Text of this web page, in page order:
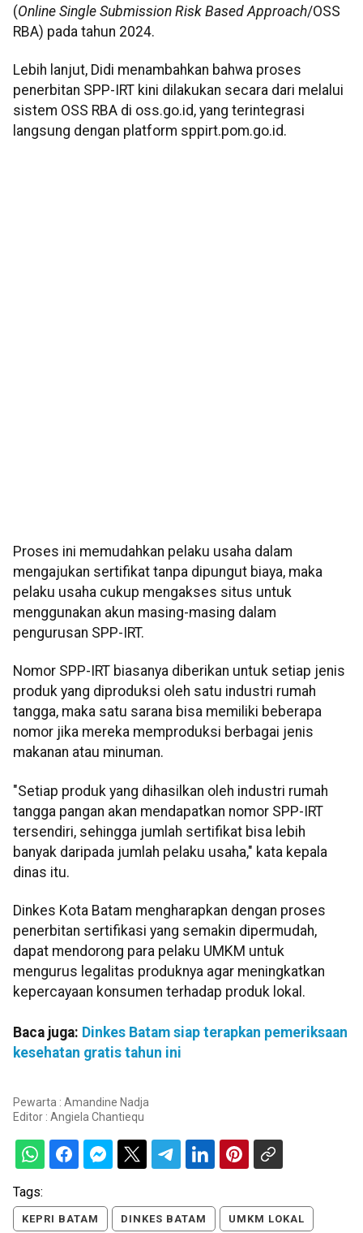
(Online Single Submission Risk Based Approach/OSS
RBA) pada tahun 2024.
Lebih lanjut, Didi menambahkan bahwa proses
penerbitan SPP-IRT kini dilakukan secara dari melalui
sistem OSS RBA di oss.go.id, yang terintegrasi
langsung dengan platform sppirt.pom.go.id.
Proses ini memudahkan pelaku usaha dalam
mengajukan sertifikat tanpa dipungut biaya, maka
pelaku usaha cukup mengakses situs untuk
menggunakan akun masing-masing dalam
pengurusan SPP-IRT.
Nomor SPP-IRT biasanya diberikan untuk setiap jenis
produk yang diproduksi oleh satu industri rumah
tangga, maka satu sarana bisa memiliki beberapa
nomor jika mereka memproduksi berbagai jenis
makanan atau minuman.
"Setiap produk yang dihasilkan oleh industri rumah
tangga pangan akan mendapatkan nomor SPP-IRT
tersendiri, sehingga jumlah sertifikat bisa lebih
banyak daripada jumlah pelaku usaha," kata kepala
dinas itu.
Dinkes Kota Batam mengharapkan dengan proses
penerbitan sertifikasi yang semakin dipermudah,
dapat mendorong para pelaku UMKM untuk
mengurus legalitas produknya agar meningkatkan
kepercayaan konsumen terhadap produk lokal.
Baca juga: Dinkes Batam siap terapkan pemeriksaan
kesehatan gratis tahun ini
Pewarta : Amandine Nadja
Editor : Angiela Chantiequ
Tags:
KEPRI BATAM DINKES BATAM UMKM LOKAL